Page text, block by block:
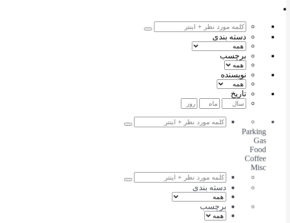
دسته بندی
برچسب
نویسنده
تاریخ
Parking
Gas
Food
Coffee
Misc
دسته بندی
برچسب